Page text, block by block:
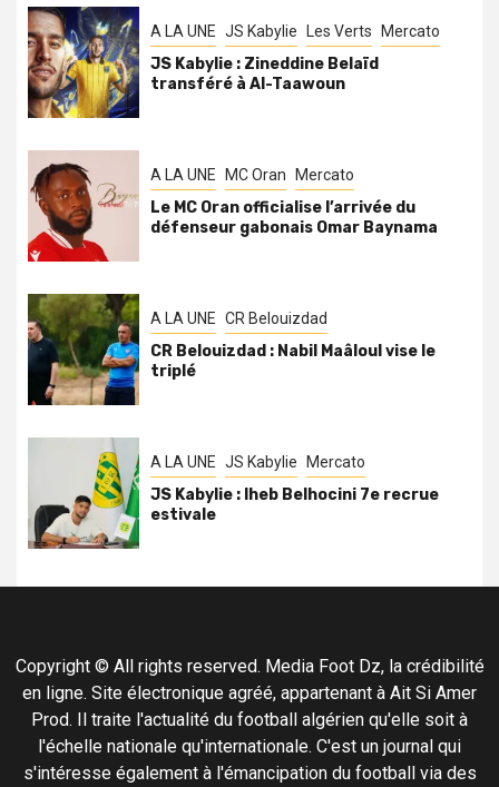
A LA UNE JS Kabylie Les Verts Mercato
JS Kabylie : Zineddine Belaïd
transféré à Al-Taawoun
A LA UNE MC Oran Mercato
Le MC Oran officialise l’arrivée du
défenseur gabonais Omar Baynama
A LA UNE CR Belouizdad
CR Belouizdad : Nabil Maâloul vise le
triplé
A LA UNE JS Kabylie Mercato
JS Kabylie : Iheb Belhocini 7e recrue
estivale
Copyright © All rights reserved. Media Foot Dz, la crédibilité
en ligne. Site électronique agréé, appartenant à Ait Si Amer
Prod. Il traite l'actualité du football algérien qu'elle soit à
l'échelle nationale qu'internationale. C'est un journal qui
s'intéresse également à l'émancipation du football via des